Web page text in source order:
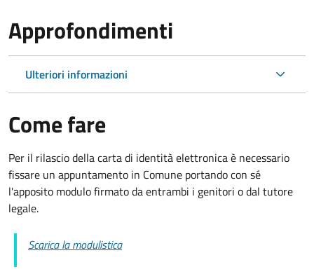
Approfondimenti
Ulteriori informazioni
Come fare
Per il rilascio della carta di identità elettronica è necessario
fissare un appuntamento in Comune portando con sé
l'apposito modulo firmato da entrambi i genitori o dal tutore
legale.
Scarica la modulistica